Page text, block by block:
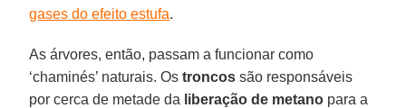
gases do efeito estufa.
As árvores, então, passam a funcionar como
‘chaminés’ naturais. Ostroncos são responsáveis
por cerca de metade da liberação de metano para a